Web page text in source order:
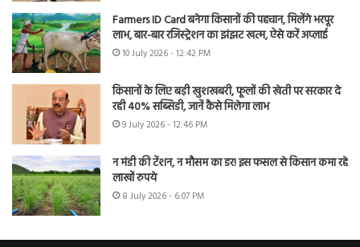
Farmers ID Card बनेगा किसानों की पहचान, मिलेंगे भरपूर
लाभ, बार-बार रजिस्ट्रेशन का झंझट खत्म, ऐसे करें अप्लाई
10 July 2026 - 12:42 PM
किसानों के लिए बड़ी खुशखबरी, फूलों की खेती पर सरकार दे
रही 40% सब्सिडी, जानें कैसे मिलेगा लाभ
9 July 2026 - 12:46 PM
न मंडी की टेंशन, न मौसम का डर! इस फसल से किसान कमा रहे
लाखों रुपये
8 July 2026 - 6:07 PM